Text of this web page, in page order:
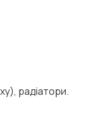
радіатори.